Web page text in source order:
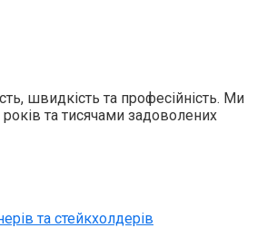
швидкість та професійність. Ми
та тисячами задоволених
та стейкхолдерів